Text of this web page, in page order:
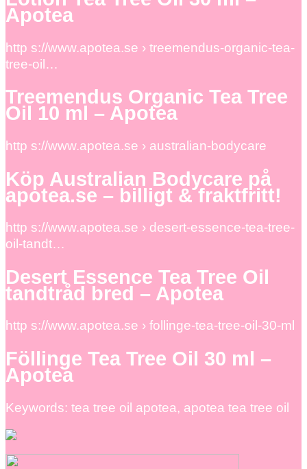
Apotea
http s://www.apotea.se › treemendus-organic-tea-
tree-oil…
Treemendus Organic Tea Tree
Oil 10 ml – Apotea
http s://www.apotea.se › australian-bodycare
Köp Australian Bodycare på
apotea.se – billigt & fraktfritt!
http s://www.apotea.se › desert-essence-tea-tree-
oil-tandt…
Desert Essence Tea Tree Oil
tandtråd bred – Apotea
http s://www.apotea.se › follinge-tea-tree-oil-30-ml
Föllinge Tea Tree Oil 30 ml –
Apotea
Keywords: tea tree oil apotea, apotea tea tree oil